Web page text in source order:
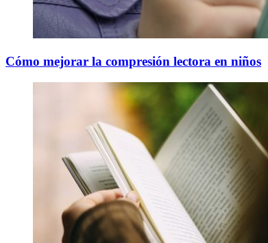
Cómo mejorar la compresión lectora en niños